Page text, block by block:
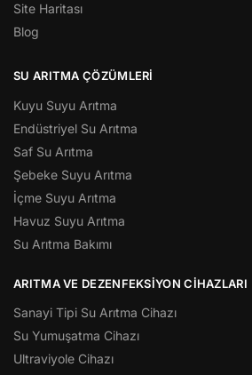
Site Haritası
Blog
SU ARITMA ÇÖZÜMLERI
Kuyu Suyu Arıtma
Endüstriyel Su Arıtma
Saf Su Arıtma
Şebeke Suyu Arıtma
İçme Suyu Arıtma
Havuz Suyu Arıtma
Su Arıtma Bakımı
ARITMA VE DEZENFEKSIYON CIHAZLARI
Sanayi Tipi Su Arıtma Cihazı
Su Yumuşatma Cihazı
Ultraviyole Cihazı